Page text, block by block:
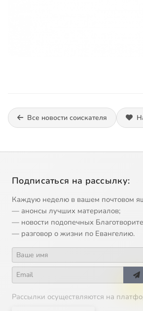
Все новости соискателя
Подписаться на рассылку:
Каждую неделю в вашем почтовом
— анонсы лучших материалов;
— новости подопечных
— разговор о жизни по Евангелию.
Рассылки осуществляются на